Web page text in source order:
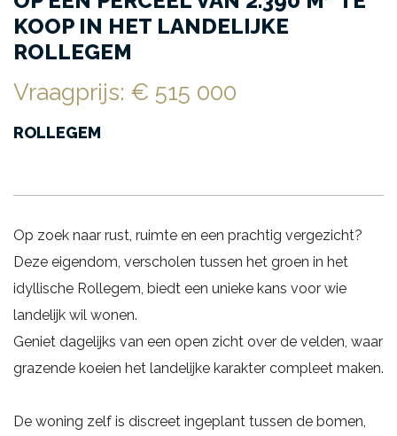
KOOP IN HET LANDELIJKE
ROLLEGEM
Vraagprijs: € 515 000
ROLLEGEM
Op zoek naar rust, ruimte en een prachtig vergezicht?
Deze eigendom, verscholen tussen het groen in het
idyllische Rollegem, biedt een unieke kans voor wie
landelijk wil wonen.
Geniet dagelijks van een open zicht over de velden, waar
grazende koeien het landelijke karakter compleet maken.
De woning zelf is discreet ingeplant tussen de bomen,